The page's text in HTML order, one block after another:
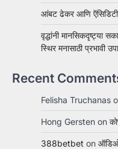
आंबट ढेकर आणि
वृद्धांनी मानसिकदृष्ट्या
स्थिर मनासाठी प्रभावी
Recent
Felisha Truchanas
Hong Gersten on
388betbet on ऑडिओ